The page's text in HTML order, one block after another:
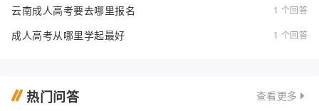
云南成人高考要去哪里报名 1 个回答
成人高考从哪里学起最好 1 个回答
热门问答 查看更多